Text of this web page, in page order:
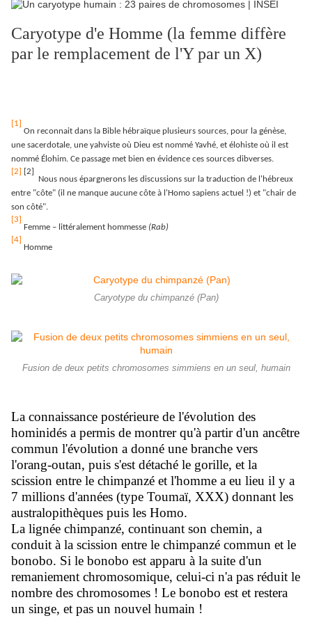
Caryotype d'e Homme (la femme diffère
par le remplacement de l'Y par un X)
[1]
On reconnait dans la Bible hébraïque plusieurs sources, pour la génèse,
une sacerdotale, une yahviste où Dieu est nommé Yavhé, et élohiste où il est
nommé Élohim. Ce passage met bien en évidence ces sources dibverses.
[2]
[2]
Nous nous épargnerons les discussions sur la traduction de l'hébreux
entre "côte" (il ne manque aucune côte à l'Homo sapiens actuel !) et "chair de
son côté".
[3]
Femme – littéralement hommesse (Rab)
[4]
Homme
Caryotype du chimpanzé (Pan)
Fusion de deux petits chromosomes simmiens en un seul, humain
La connaissance postérieure de l'évolution des
hominidés a permis de montrer qu'à partir d'un ancêtre
commun l'évolution a donné une branche vers
l'orang-outan, puis s'est détaché le gorille, et la
scission entre le chimpanzé et l'homme a eu lieu il y a
7 millions d'années (type Toumaï, XXX) donnant les
australopithèques puis les Homo.
La lignée chimpanzé, continuant son chemin, a
conduit à la scission entre le chimpanzé commun et le
bonobo. Si le bonobo est apparu à la suite d'un
remaniement chromosomique, celui-ci n'a pas réduit le
nombre des chromosomes ! Le bonobo est et restera
un singe, et pas un nouvel humain !